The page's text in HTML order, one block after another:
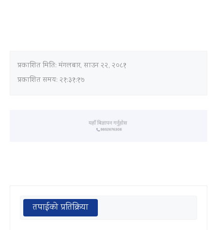
प्रकाशित मिति:मंगलबार, साउन २२, २०८१
प्रकाशित समय: २१:३१:१७
तपाईको प्रतिक्रिया